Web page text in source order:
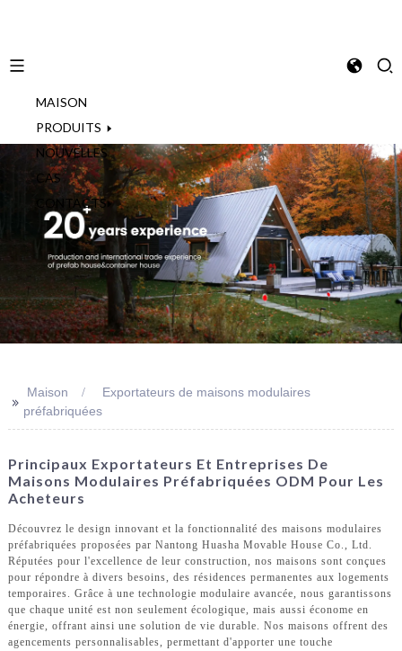
MAISON
PRODUITS
NOUVELLES
CAS
CONTACTS
>> Maison
Exportateurs de maisons modulaires
préfabriquées
Principaux Exportateurs Et Entreprises De
Maisons Modulaires Préfabriquées ODM Pour Les
Acheteurs
Découvrez le design innovant et la fonctionnalité des maisons modulaires
préfabriquées proposées par Nantong Huasha Movable House Co., Ltd.
Réputées pour l'excellence de leur construction, nos maisons sont conçues
pour répondre à divers besoins, des résidences permanentes aux logements
temporaires. Grâce à une technologie modulaire avancée, nous garantissons
que chaque unité est non seulement écologique, mais aussi économe en
énergie, offrant ainsi une solution de vie durable. Nos maisons offrent des
agencements personnalisables, permettant d'apporter une touche